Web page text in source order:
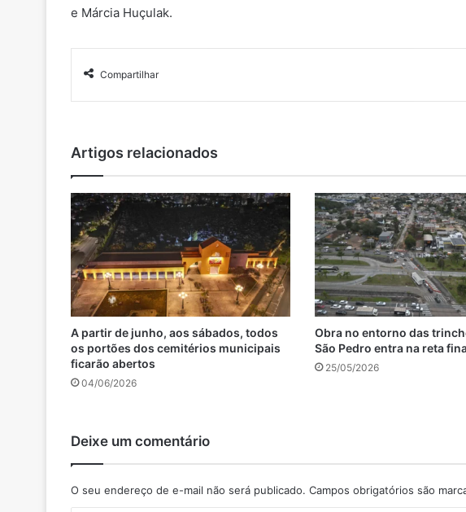
e Márcia Huçulak.
Compartilhar
Artigos relacionados
A partir de junho, aos sábados, todos
os portões dos cemitérios municipais
ficarão abertos
04/06/2026
Obra no entorno das
São Pedro entra na reta
25/05/2026
Deixe um comentário
O seu endereço de e-mail não será publicado. Campos obrigatórios são